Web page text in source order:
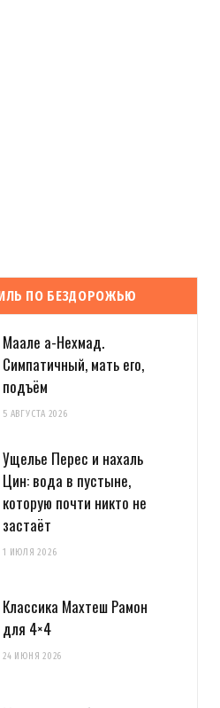
ПО БЕЗДОРОЖЬЮ
Маале а-Нехмад.
Симпатичный, мать его,
подъём
5 АВГУСТА 2026
Ущелье Перес и нахаль
Цин: вода в пустыне,
которую почти никто не
застаёт
1 ИЮЛЯ 2026
Классика Махтеш Рамон
для 4×4
24 ИЮНЯ 2026